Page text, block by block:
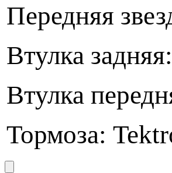
Передняя
Втулка
Втулка
Тормоза: